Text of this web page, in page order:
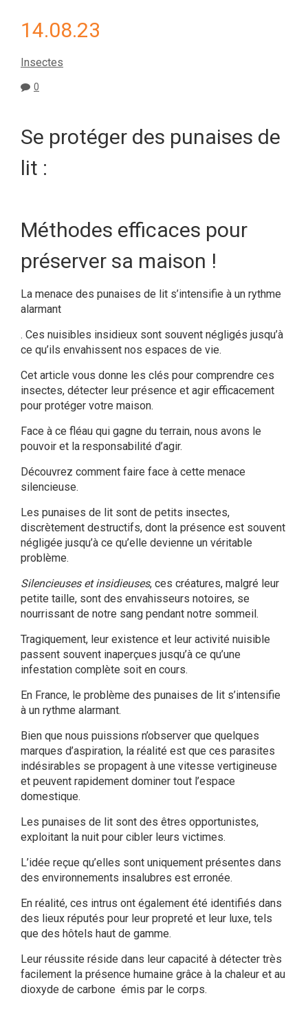
14.08.23
Insectes
0
Se protéger des punaises de
lit :
Méthodes efficaces pour
préserver sa maison !
La menace des punaises de lit s’intensifie à un rythme
alarmant
. Ces nuisibles insidieux sont souvent négligés jusqu’à
ce qu’ils envahissent nos espaces de vie.
Cet article vous donne les clés pour comprendre ces
insectes, détecter leur présence et agir efficacement
pour protéger votre maison.
Face à ce fléau qui gagne du terrain, nous avons le
pouvoir et la responsabilité d’agir.
Découvrez comment faire face à cette menace
silencieuse.
Les punaises de lit sont de petits insectes,
discrètement destructifs, dont la présence est souvent
négligée jusqu’à ce qu’elle devienne un véritable
problème.
Silencieuses et insidieuses, ces créatures, malgré leur
petite taille, sont des envahisseurs notoires, se
nourrissant de notre sang pendant notre sommeil.
Tragiquement, leur existence et leur activité nuisible
passent souvent inaperçues jusqu’à ce qu’une
infestation complète soit en cours.
En France, le problème des punaises de lit s’intensifie
à un rythme alarmant.
Bien que nous puissions n’observer que quelques
marques d’aspiration, la réalité est que ces parasites
indésirables se propagent à une vitesse vertigineuse
et peuvent rapidement dominer tout l’espace
domestique.
Les punaises de lit sont des êtres opportunistes,
exploitant la nuit pour cibler leurs victimes.
L’idée reçue qu’elles sont uniquement présentes dans
des environnements insalubres est erronée.
En réalité, ces intrus ont également été identifiés dans
des lieux réputés pour leur propreté et leur luxe, tels
que des hôtels haut de gamme.
Leur réussite réside dans leur capacité à détecter très
facilement la présence humaine grâce à la chaleur et au
dioxyde de carbone émis par le corps.